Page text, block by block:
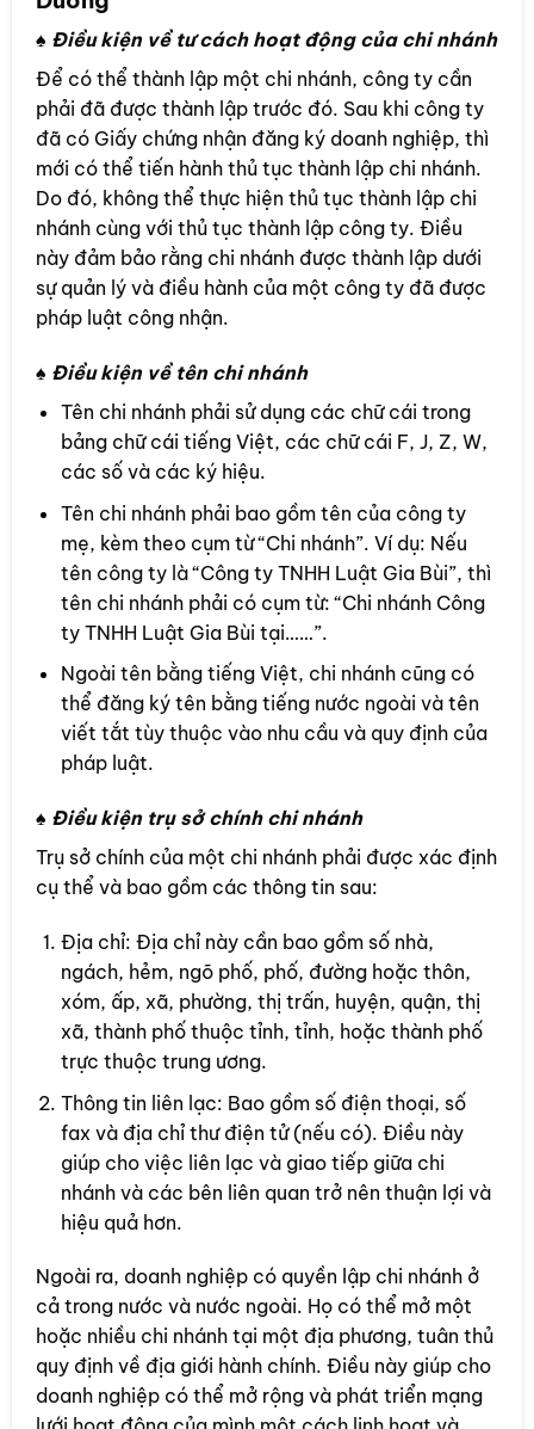
♠ Điều kiện về tư cách hoạt động của chi nhánh
Để có thể thành lập một chi nhánh, công ty cần
phải đã được thành lập trước đó. Sau khi công ty
đã có Giấy chứng nhận đăng ký doanh nghiệp, thì
mới có thể tiến hành thủ tục thành lập chi nhánh.
Do đó, không thể thực hiện thủ tục thành lập chi
nhánh cùng với thủ tục thành lập công ty. Điều
này đảm bảo rằng chi nhánh được thành lập dưới
sự quản lý và điều hành của một công ty đã được
pháp luật công nhận.
♠ Điều kiện về tên chi nhánh
Tên chi nhánh phải sử dụng các chữ cái trong
bảng chữ cái tiếng Việt, các chữ cái F, J, Z, W,
các số và các ký hiệu.
Tên chi nhánh phải bao gồm tên của công ty
mẹ, kèm theo cụm từ “Chi nhánh”. Ví dụ: Nếu
tên công ty là “Công ty TNHH Luật Gia Bùi”, thì
tên chi nhánh phải có cụm từ: “Chi nhánh Công
ty TNHH Luật Gia Bùi tại……”.
Ngoài tên bằng tiếng Việt, chi nhánh cũng có
thể đăng ký tên bằng tiếng nước ngoài và tên
viết tắt tùy thuộc vào nhu cầu và quy định của
pháp luật.
♠ Điều kiện trụ sở chính chi nhánh
Trụ sở chính của một chi nhánh phải được xác định
cụ thể và bao gồm các thông tin sau:
Địa chỉ: Địa chỉ này cần bao gồm số nhà,
ngách, hẻm, ngõ phố, phố, đường hoặc thôn,
xóm, ấp, xã, phường, thị trấn, huyện, quận, thị
xã, thành phố thuộc tỉnh, tỉnh, hoặc thành phố
trực thuộc trung ương.
Thông tin liên lạc: Bao gồm số điện thoại, số
fax và địa chỉ thư điện tử (nếu có). Điều này
giúp cho việc liên lạc và giao tiếp giữa chi
nhánh và các bên liên quan trở nên thuận lợi và
hiệu quả hơn.
Ngoài ra, doanh nghiệp có quyền lập chi nhánh ở
cả trong nước và nước ngoài. Họ có thể mở một
hoặc nhiều chi nhánh tại một địa phương, tuân thủ
quy định về địa giới hành chính. Điều này giúp cho
doanh nghiệp có thể mở rộng và phát triển mạng